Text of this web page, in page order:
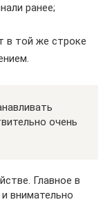
ранее;
в той же строке
очень
Главное в
внимательно